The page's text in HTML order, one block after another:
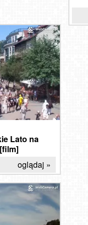
Lato na
oglądaj »